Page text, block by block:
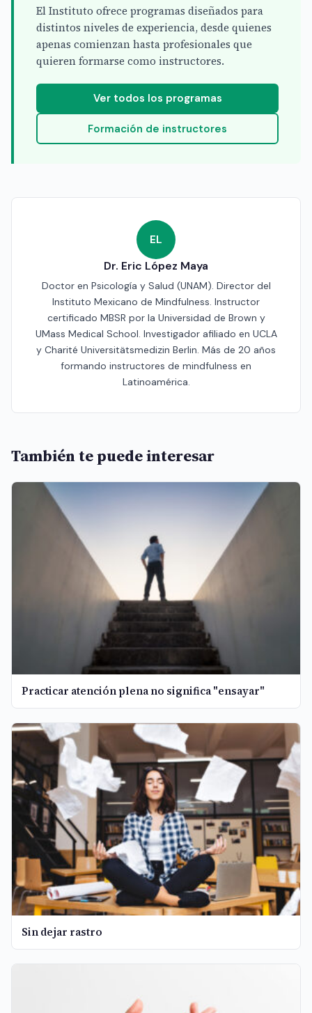
El Instituto ofrece programas diseñados para
distintos niveles de experiencia, desde quienes
apenas comienzan hasta profesionales que
quieren formarse como instructores.
Ver todos los programas
Formación de instructores
EL
Dr. Eric López Maya
Doctor en Psicología y Salud (UNAM). Director del
Instituto Mexicano de Mindfulness. Instructor
certificado MBSR por la Universidad de Brown y
UMass Medical School. Investigador afiliado en UCLA
y Charité Universitätsmedizin Berlin. Más de 20 años
formando instructores de mindfulness en
Latinoamérica.
También te puede interesar
Practicar atención plena no significa "ensayar"
Sin dejar rastro